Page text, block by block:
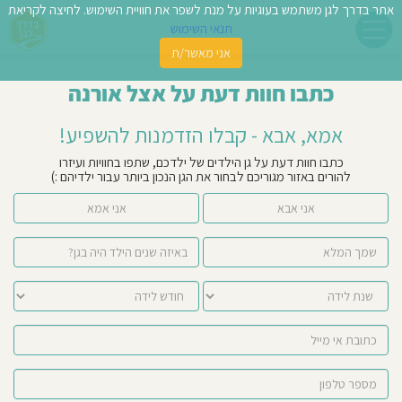
כתבו חוות דעת על אצל אורנה
אמא, אבא - קבלו הזדמנות להשפיע!
כתבו חוות דעת על גן הילדים של ילדכם, שתפו בחוויות ועיזרו
להורים באזור מגוריכם לבחור את הגן הנכון ביותר עבור ילדיהם :)
אני אמא אני אבא
אתר בדרך לגן משתמש בעוגיות על מנת לשפר את חוויית השימוש. לחיצה לקריאת
תנאי השימוש
אני מאשר/ת